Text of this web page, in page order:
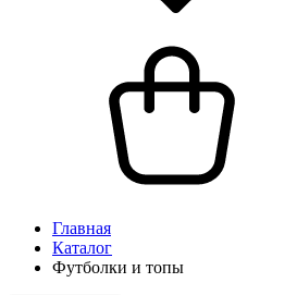
Главная
Каталог
Футболки и топы